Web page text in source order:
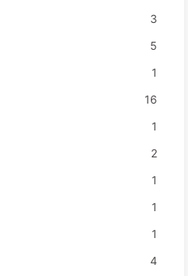
3
5
1
16
1
2
1
1
1
4